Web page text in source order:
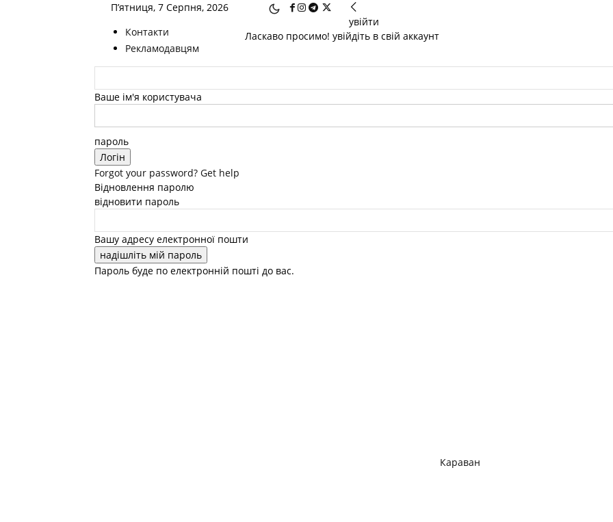
П’ятниця, 7 Серпня, 2026
Контакти
Рекламодавцям
увійти
Ласкаво просимо! увійдіть в свій аккаунт
Ваше ім'я користувача
пароль
Forgot your password? Get help
Відновлення паролю
відновити пароль
Вашу адресу електронної пошти
Пароль буде по електронній пошті до вас.
Караван